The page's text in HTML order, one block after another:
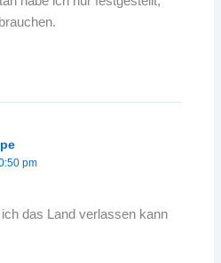
pm
das Land verlassen kann